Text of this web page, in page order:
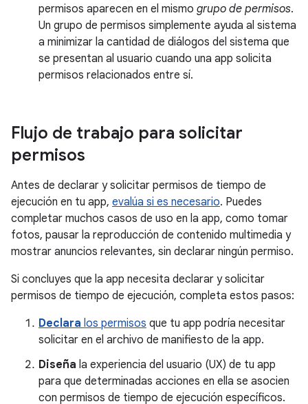
permisos aparecen en el mismo grupo de permisos.
Un grupo de permisos simplemente ayuda al sistema
a minimizar la cantidad de diálogos del sistema que
se presentan al usuario cuando una app solicita
permisos relacionados entre sí.
Flujo de trabajo para solicitar
permisos
Antes de declarar y solicitar permisos de tiempo de
ejecución en tu app, evalúa si es necesario. Puedes
completar muchos casos de uso en la app, como tomar
fotos, pausar la reproducción de contenido multimedia y
mostrar anuncios relevantes, sin declarar ningún permiso.
Si concluyes que la app necesita declarar y solicitar
permisos de tiempo de ejecución, completa estos pasos:
Declara los permisos que tu app podría necesitar
solicitar en el archivo de manifiesto de la app.
Diseña la experiencia del usuario (UX) de tu app
para que determinadas acciones en ella se asocien
con permisos de tiempo de ejecución específicos.